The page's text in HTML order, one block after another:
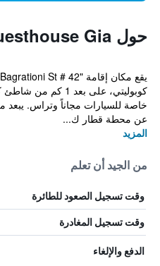
حول Guesthouse Gia
كوبوليتي، على بعد
عن محطة قطار ك...
المزيد
من الجيد أن تعلم
وقت تسجيل الصعود للطائرة
وقت تسجيل المغادرة
الدفع والإلغاء